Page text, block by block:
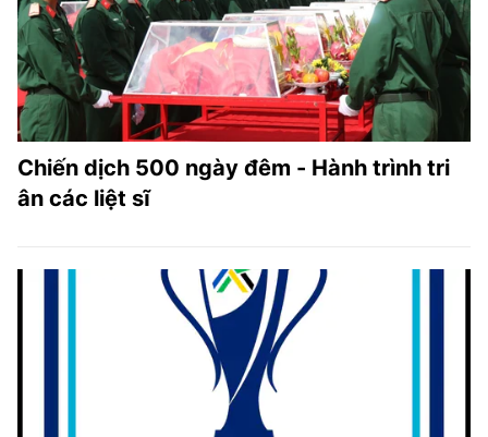
Chiến dịch 500 ngày đêm - Hành trình tri
ân các liệt sĩ